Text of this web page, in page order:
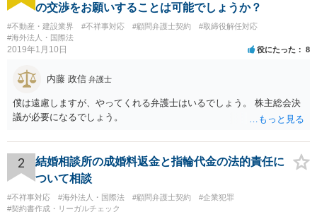
の交渉をお願いすることは可能でしょうか？
#不動産・建設業界 #不祥事対応 #顧問弁護士契約
#取締役解任対応
#海外法人・国際法
2019年1月10日 役にたった 8
内藤 政信 弁護士
僕は遠慮しますが、やってくれる弁護士はいるでしょう。 株主総会決
議が必要になるでしょう。
2
結婚相談所の成婚料返金と指輪代金の法的責任に
ついて相談
#不祥事対応 #海外法人・国際法 #顧問弁護士契約
#企業犯罪
#契約書作成・リーガルチェック